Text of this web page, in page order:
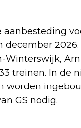
aanbesteding
december
treinen. In de
GS nodig.